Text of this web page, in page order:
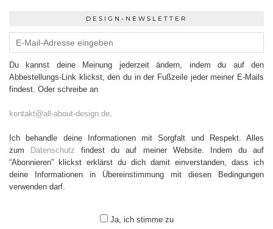
DESIGN-NEWSLETTER
Du kannst deine Meinung jederzeit ändern, indem du auf den
Abbestellungs-Link klickst, den du in der Fußzeile jeder meiner E-Mails
findest. Oder schreibe an
kontakt@all-about-design.de.
Ich behandle deine Informationen mit Sorgfalt und Respekt. Alles
zum
Datenschutz findest du auf meiner Website. Indem du auf
“Abonnieren” klickst erklärst du dich damit einverstanden, dass ich
deine Informationen in Übereinstimmung mit diesen Bedingungen
verwenden darf.
Ja, ich stimme zu